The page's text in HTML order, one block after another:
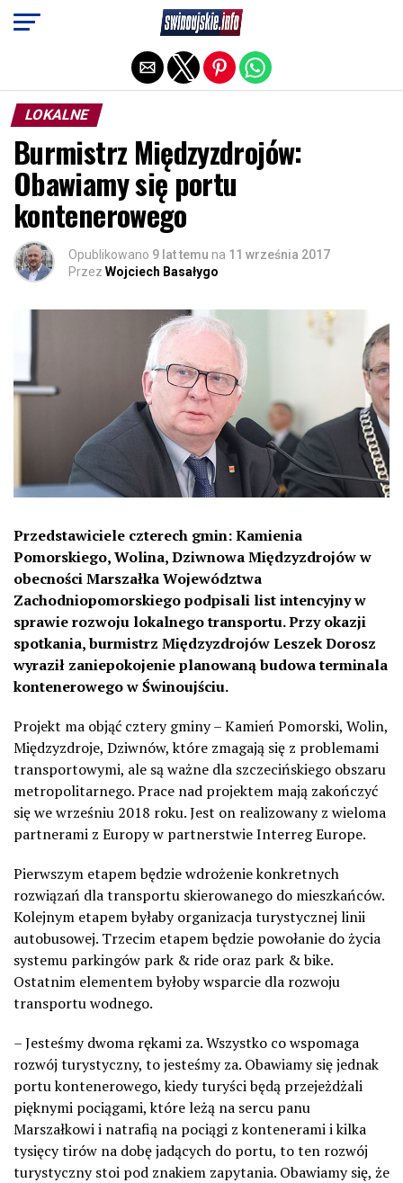
LOKALNE
Burmistrz Międzyzdrojów:
Obawiamy się portu
kontenerowego
Opublikowano 9 lat temu na 11 września 2017
Przez Wojciech Basałygo
Przedstawiciele czterech gmin: Kamienia
Pomorskiego, Wolina, Dziwnowa Międzyzdrojów w
obecności Marszałka Województwa
Zachodniopomorskiego podpisali list intencyjny w
sprawie rozwoju lokalnego transportu. Przy okazji
spotkania, burmistrz Międzyzdrojów Leszek Dorosz
wyraził zaniepokojenie planowaną budowa terminala
kontenerowego w Świnoujściu.
Projekt ma objąć cztery gminy – Kamień Pomorski, Wolin,
Międzyzdroje, Dziwnów, które zmagają się z problemami
transportowymi, ale są ważne dla szczecińskiego obszaru
metropolitarnego. Prace nad projektem mają zakończyć
się we wrześniu 2018 roku. Jest on realizowany z wieloma
partnerami z Europy w partnerstwie Interreg Europe.
Pierwszym etapem będzie wdrożenie konkretnych
rozwiązań dla transportu skierowanego do mieszkańców.
Kolejnym etapem byłaby organizacja turystycznej linii
autobusowej. Trzecim etapem będzie powołanie do życia
systemu parkingów park & ride oraz park & bike.
Ostatnim elementem byłoby wsparcie dla rozwoju
transportu wodnego.
– Jesteśmy dwoma rękami za. Wszystko co wspomaga
rozwój turystyczny, to jesteśmy za. Obawiamy się jednak
portu kontenerowego, kiedy turyści będą przejeżdżali
pięknymi pociągami, które leżą na sercu panu
Marszałkowi i natrafią na pociągi z kontenerami i kilka
tysięcy tirów na dobę jadących do portu, to ten rozwój
turystyczny stoi pod znakiem zapytania. Obawiamy się, że
Exit mobile version